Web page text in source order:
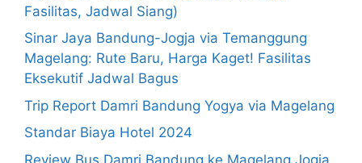
Fasilitas, Jadwal Siang)
Sinar Jaya Bandung-Jogja via Temanggung
Magelang: Rute Baru, Harga Kaget! Fasilitas
Eksekutif Jadwal Bagus
Trip Report Damri Bandung Yogya via Magelang
Standar Biaya Hotel 2024
Review Bus Damri Bandung ke Magelang Jogja